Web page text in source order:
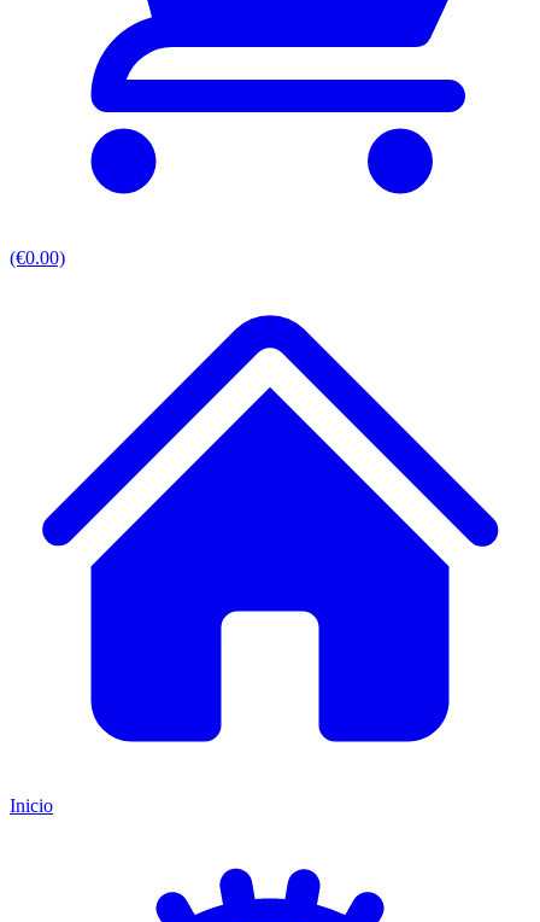
(€0.00)
Inicio